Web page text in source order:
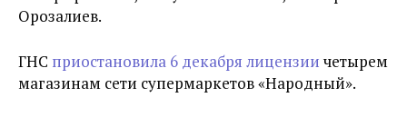
Орозалиев.
ГНС приостановила 6 декабря лицензии четырем
магазинам сети супермаркетов «Народный».